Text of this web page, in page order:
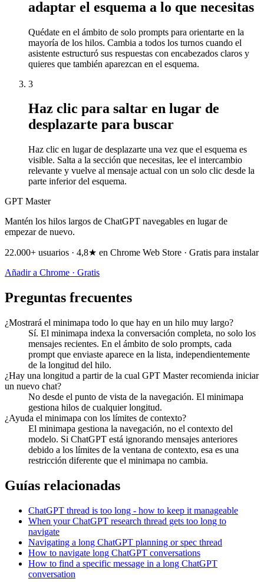
adaptar el esquema a lo que necesitas
Quédate en el ámbito de solo prompts para orientarte en la
mayoría de los hilos. Cambia a todos los turnos cuando el
asistente estructuró sus respuestas con encabezados claros y
quieres que también aparezcan en el esquema.
3
Haz clic para saltar en lugar de
desplazarte para buscar
Haz clic en lugar de desplazarte una vez que el esquema es
visible. Salta a la sección que necesitas, lee el intercambio
relevante y vuelve al mensaje actual con un solo clic desde la
parte inferior del esquema.
GPT Master
Mantén los hilos largos de ChatGPT navegables en lugar de
empezar de nuevo.
22.000+ usuarios · 4,8★ en Chrome Web Store · Gratis para instalar
Añadir a Chrome · Gratis
Preguntas frecuentes
¿Mostrará el minimapa todo lo que hay en un hilo muy largo?
Sí. El minimapa indexa la conversación completa, no solo los
mensajes recientes. En el ámbito de solo prompts, cada
prompt que enviaste aparece en la lista, independientemente
de la longitud del hilo.
¿Hay una longitud a partir de la cual GPT Master recomienda iniciar
un nuevo chat?
No desde el punto de vista de la navegación. El minimapa
gestiona hilos de cualquier longitud.
¿Ayuda el minimapa con los límites de contexto?
El minimapa gestiona la navegación, no el contexto del
modelo. Si ChatGPT está ignorando mensajes anteriores
debido a los límites de la ventana de contexto, esa es una
restricción diferente que el minimapa no cambia.
Guías relacionadas
ChatGPT thread is too long - how to keep it manageable
When your ChatGPT research thread gets too long to
navigate
Navigating a long ChatGPT planning or spec thread
How to navigate long ChatGPT conversations
How to find a specific message in a long ChatGPT
conversation